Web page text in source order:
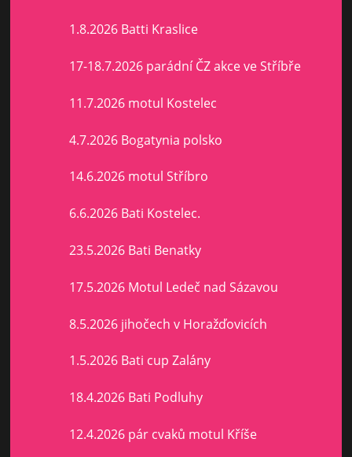
1.8.2026 Batti Kraslice
17-18.7.2026 parádní ČZ akce ve Stříbře
11.7.2026 motul Kostelec
4.7.2026 Bogatynia polsko
14.6.2026 motul Stříbro
6.6.2026 Bati Kostelec.
23.5.2026 Bati Benatky
17.5.2026 Motul Ledeč nad Sázavou
8.5.2026 jihočech v Horažďovicích
1.5.2026 Bati cup Zalány
18.4.2026 Bati Podluhy
12.4.2026 pár cvaků motul Kříše